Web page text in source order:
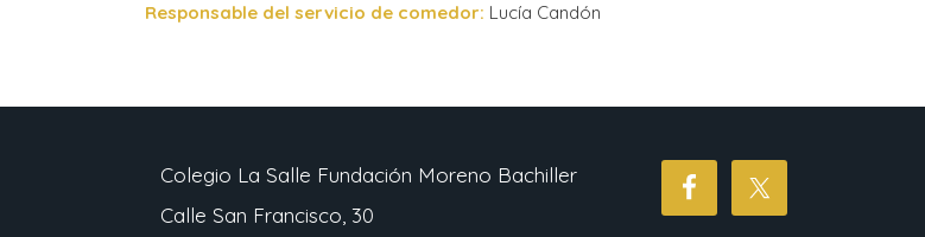
Responsable del servicio de comedor: Lucía Candón
Colegio La Salle Fundación Moreno Bachiller
Calle San Francisco, 30